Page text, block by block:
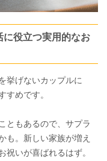
に役立つ実用的なお
挙げないカップルに
すめです。
ともあるので、サプラ
も。新しい家族が増え
祝いが喜ばれるはず。